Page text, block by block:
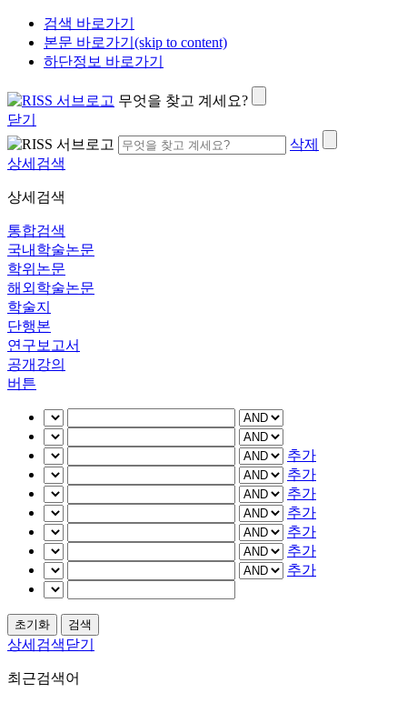
검색 바로가기
본문 바로가기(skip to content)
하단정보 바로가기
무엇을 찾고 계세요?
닫기
삭제
상세검색
상세검색
통합검색
국내학술논문
학위논문
해외학술논문
학술지
단행본
연구보고서
공개강의
버튼
추가
추가
추가
추가
추가
추가
추가
상세검색닫기
최근검색어